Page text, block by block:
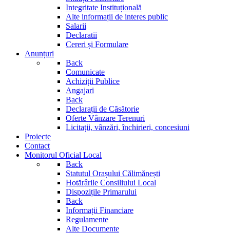
Integritate Instituțională
Alte informații de interes public
Salarii
Declaratii
Cereri și Formulare
Anunțuri
Back
Comunicate
Achiziții Publice
Angajari
Back
Declarații de Căsătorie
Oferte Vânzare Terenuri
Licitații, vânzări, închirieri, concesiuni
Proiecte
Contact
Monitorul Oficial Local
Back
Statutul Orașului Călimănești
Hotărârile Consiliului Local
Dispozițile Primarului
Back
Informații Financiare
Regulamente
Alte Documente